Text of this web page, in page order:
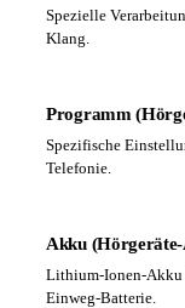
Spezielle
Klang.
Programm
Spezifische
Telefonie.
Akku
Lithium-Ionen-Akku
Einweg-Batterie.